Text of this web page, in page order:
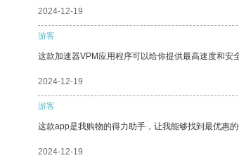
2024-12-19
游客
这款加速器VPM应用程序可以给你提供最高速度和安
2024-12-19
游客
这款app是我购物的得力助手，让我能够找到最优惠的
2024-12-19